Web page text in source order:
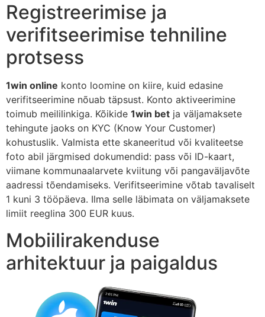
Registreerimise ja
verifitseerimise tehniline
protsess
1win online konto loomine on kiire, kuid edasine
verifitseerimine nõuab täpsust. Konto aktiveerimine
toimub meililinkiga. Kõikide 1win bet ja väljamaksete
tehingute jaoks on KYC (Know Your Customer)
kohustuslik. Valmista ette skaneeritud või kvaliteetse
foto abil järgmised dokumendid: pass või ID-kaart,
viimane kommunaalarvete kviitung või pangaväljavõte
aadressi tõendamiseks. Verifitseerimine võtab tavaliselt
1 kuni 3 tööpäeva. Ilma selle läbimata on väljamaksete
limiit reeglina 300 EUR kuus.
Mobiilirakenduse
arhitektuur ja paigaldus